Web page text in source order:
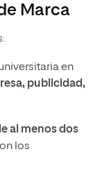
Marca
en
publicidad,
al menos dos
los